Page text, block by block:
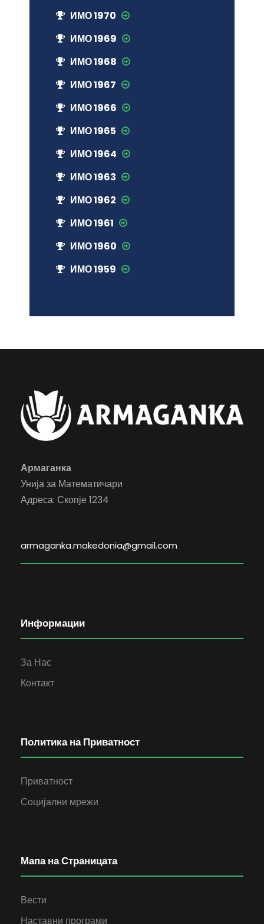
ИМО 1970
ИМО 1969
ИМО 1968
ИМО 1967
ИМО 1966
ИМО 1965
ИМО 1964
ИМО 1963
ИМО 1962
ИМО 1961
ИМО 1960
ИМО 1959
Армаганка
Унија за Математичари
Адреса: Скопје 1234
armaganka.makedonia@gmail.com
Информации
За Нас
Контакт
Политика на Приватност
Приватност
Социјални мрежи
Мапа на Страницата
Вести
Наставни програми